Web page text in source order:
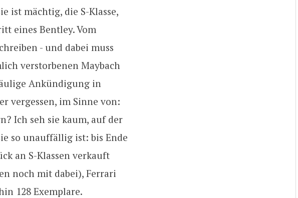
ist mächtig, die S-Klasse,
eines Bentley. Vom
- und dabei muss
verstorbenen Maybach
Ankündigung in
vergessen, im Sinne von:
Ich seh sie kaum, auf der
so unauffällig ist: bis Ende
an S-Klassen verkauft
noch mit dabei), Ferrari
128 Exemplare.